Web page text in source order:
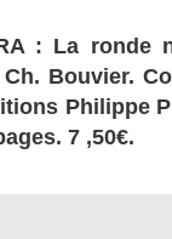
: La ronde
Bouvier.
Philippe
7 ,50€.